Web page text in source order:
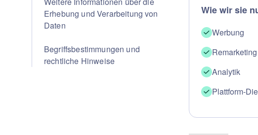
Erhebung und Verarbeitung von
Daten
Begriffsbestimmungen und
rechtliche Hinweise
Wie wir sie
Werbung
Analytik
Plattform-